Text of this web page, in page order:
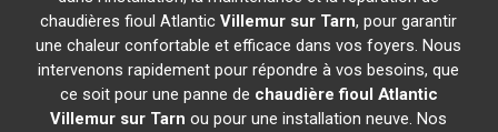
chaudières fioul AtlanticVillemur sur Tarn, pour garantir
une chaleur confortable et efficace dans vos foyers. Nous
intervenons rapidement pour répondre à vos besoins, que
ce soit pour une panne de chaudière fioul Atlantic
Villemur sur Tarn ou pour une installation neuve. Nos